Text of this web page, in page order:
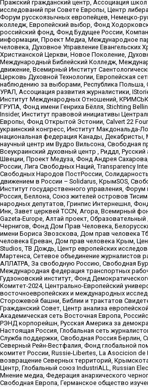
Пражский гражданский центр, Ассоциация школ
исследований при Совете Европы, Центр
Форум русскоязычных европейцев, Немецко-
колледж, Европейский выбор, Фонд
российский фонд, Фонд Будущее России,
информации, Проект Медиа, Международное
человека, Духовное Управление Евангельских
Христианской Церкви, Новое Поколение,
Международный Библейский Колледж,
движение, Всемирный Институт
Церковь Духовной Технологии, Европейская
наблюдению за выборами, Республика
УРАЛ, Ассоциация развития журналистики,
Институт Международных Отношений,
ГРУПА, Фонд имени Генриха Бёлля, Stichting
Insider, Институт правовой инициативы
Европы, Фонд Открытой Эстонии, Calvert 22
украинский конгресс, Институт Макдональда-
национальная федерация Канады,
научный центр им Вудро Вильсона, Свободная
Всеукраинский духовный центр , Риддл,
Швеции, Проект Медуза, Фонд Андрея
России, Лига Свободных Наций, Transparеncy
Свободных Народов ПостРоссии,
движением в России – Solidarus, КрымSOS,
Институт государственного управления,
Россия, Беллона, Союз жителей островов
народных депутатов, Гринпис Интернешнл,
Инк, Завет церквей TCCN, Агора, Всемирный
Gazeta-Europe, Алтай проект,
Чернигов, Фонд Дом Прав Человека,
имени Бориса Звозскова, Дом прав человека
человека Ереван, Дом прав человека Крым,
Studios, ТВ Дождь, Центр европейских
Мартенса, Сетевое объединение журналистов
АЛЛАТРА, За свободную Россию, Свободная
Международная федерация транспортных
Гудзоновский институт, Фонд
Комитет-2024, Центрально-Европейский
восточноевропейских и международных
Сторожевой башни, Библии и трактатов
Гражданский Совет, Центр анализа
Академическая сеть Восточная Европа,
РЭНД корпорейшн, Русская Америка за
Настоящая Россия, Глобальная сеть
Служба поддержки, Свободная Россия Берлин,
Северный Рейн-Вестфалия, Фонд глобальной
комитет России, Russie-Libertes, La Asocicion
возвращение Северных территорий,
Центр, Глобальный союз IndustriALL, Russian
Мнение медиа, Федерация анархического
Свободная Европа, Германское общество